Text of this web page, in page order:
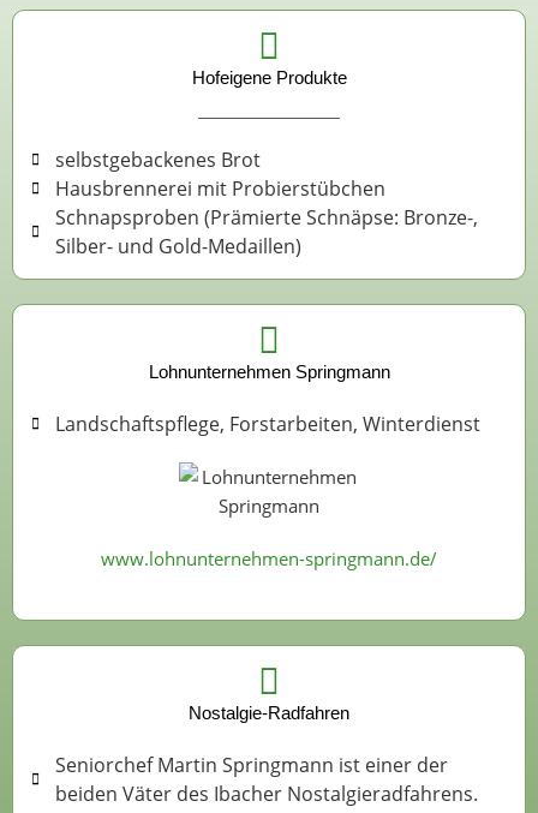
Hofeigene Produkte
selbstgebackenes Brot
Hausbrennerei mit Probierstübchen
Schnapsproben (Prämierte Schnäpse: Bronze-,
Silber- und Gold-Medaillen)
Lohnunternehmen Springmann
Landschaftspflege, Forstarbeiten, Winterdienst
www.lohnunternehmen-springmann.de/
Nostalgie-Radfahren
Seniorchef Martin Springmann ist einer der
beiden Väter des Ibacher Nostalgieradfahrens.